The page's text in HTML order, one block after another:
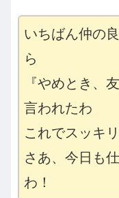
いちばん仲の
ら
『やめとき、
言われたわ
これでスッキ
さあ、今日も
わ！